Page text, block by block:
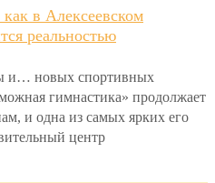
в Алексеевском
реальностью
и… новых спортивных
гимнастика» продолжает
и одна из самых ярких его
центр